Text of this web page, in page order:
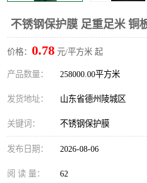
不锈钢保护膜 足重足米 铜
价格： 0.78 元/平方米 起
产品数量： 258000.00平方米
发货地址： 山东省德州陵城区
关键词： 不锈钢保护膜
发布日期： 2026-08-06
阅 读 量： 62